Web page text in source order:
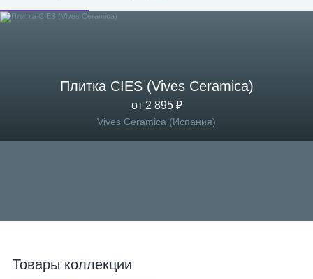
Плитка CIES (Vives Ceramica)
от 2 895 ₽
Vives Ceramica (Испания)
Товары коллекции